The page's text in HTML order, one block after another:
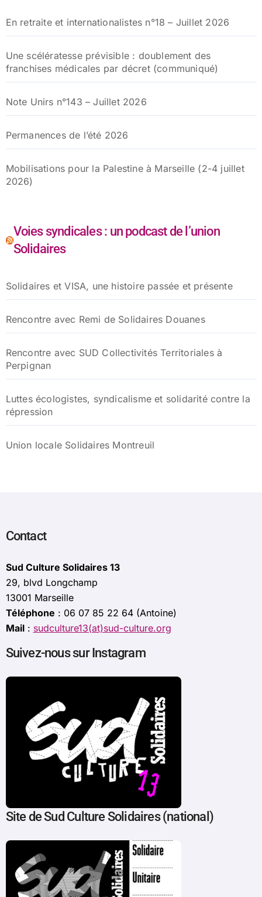
En retraite et internationalistes n°18 – Juillet 2026
Une scélératesse prévisible : doublement des
franchises médicales par décret (communiqué)
Note Unirs n°143 – Juillet 2026
Permanences de l’été 2026
Mobilisations pour la Palestine à Marseille (2-4 juillet
2026)
Voies syndicales : un podcast de l’union
Solidaires
Solidaires et VISA, une histoire passée et présente
Rencontre avec Remi de Solidaires Douanes
Rencontre avec SUD Collectivités Territoriales à
Perpignan
Luttes écologistes, syndicalisme et solidarité contre la
répression
Union locale Solidaires Montreuil
Contact
Sud Culture Solidaires 13
29, blvd Longchamp
13001 Marseille
Téléphone : 06 07 85 22 64 (Antoine)
Mail: sudculture13(at)sud-culture.org
Suivez-nous sur Instagram
Site de Sud Culture Solidaires (national)